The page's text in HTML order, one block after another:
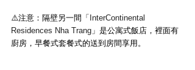
⚠️注意：隔壁另一間「 InterContinental
Residences Nha Trang 」是公寓式飯店，裡面有
廚房，早餐式套餐式的送到房間享用。